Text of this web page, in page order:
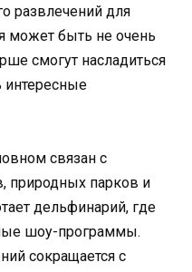
развлечений для
может быть не очень
смогут насладиться
интересные
связан с
природных парков и
дельфинарий, где
шоу-программы.
сокращается с